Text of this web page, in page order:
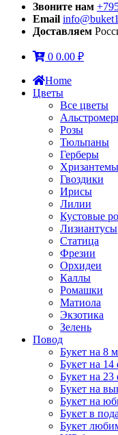
Звоните нам
Email
Доставляем
0 0.00 ₽
Home
Цветы
Все цветы
Розы
Тюльпаны
Герберы
Хризантемы
Гвоздики
Ирисы
Лилии
Кустовые
Лизиантусы
Статица
Фрезии
Орхидеи
Каллы
Ромашки
Матиола
Экзотика
Зелень
Повод
Букет на 8
Букет на 14
Букет на 23
Букет на
Букет на
Букет в
Букет